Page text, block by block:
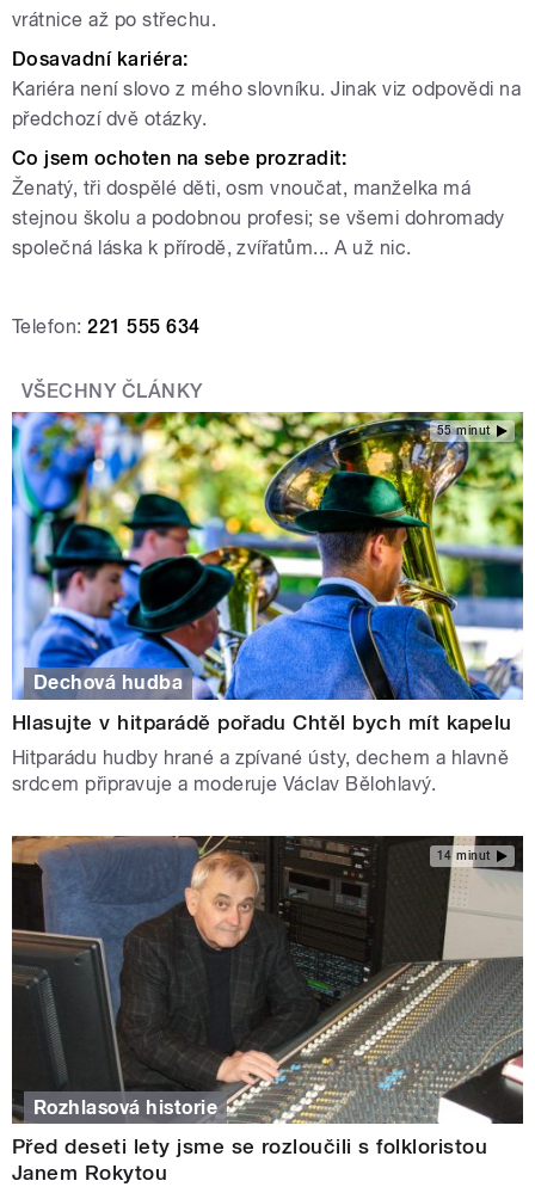
vrátnice až po střechu.
Dosavadní kariéra:
Kariéra není slovo z mého slovníku. Jinak viz odpovědi na
předchozí dvě otázky.
Co jsem ochoten na sebe prozradit:
Ženatý, tři dospělé děti, osm vnoučat, manželka má
stejnou školu a podobnou profesi; se všemi dohromady
společná láska k přírodě, zvířatům... A už nic.
Telefon:221 555 634
VŠECHNY ČLÁNKY
55 minut
Dechová hudba
Hlasujte v hitparádě pořadu Chtěl bych mít kapelu
Hitparádu hudby hrané a zpívané ústy, dechem a hlavně
srdcem připravuje a moderuje Václav Bělohlavý.
14 minut
Rozhlasová historie
Před deseti lety jsme se rozloučili s folkloristou
Janem Rokytou